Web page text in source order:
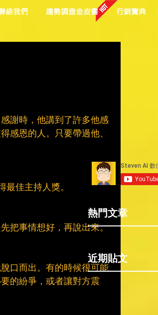
絡我們 趨勢調查金皮書 行銷寶典
謝時，他講到了許多他感
感恩的人。只要帶過他、
佳主持人獎。
把事情想好，再說出來。
口而出。有的時候很可能
的紛爭，或者讓對方震
熱門文章
近期貼文